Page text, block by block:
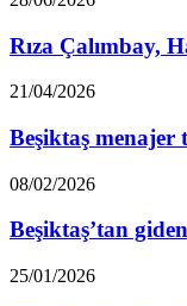
Hasan
Arat’a
ateş
Rıza Çalımbay,
Beşiktaş
transfer
etmiş!
21/04/2026
Beşiktaş menajer
Beşiktaş’tan
yıldızlaşıyor
08/02/2026
Beşiktaş’tan
“Beşiktaş’ın
25/01/2026